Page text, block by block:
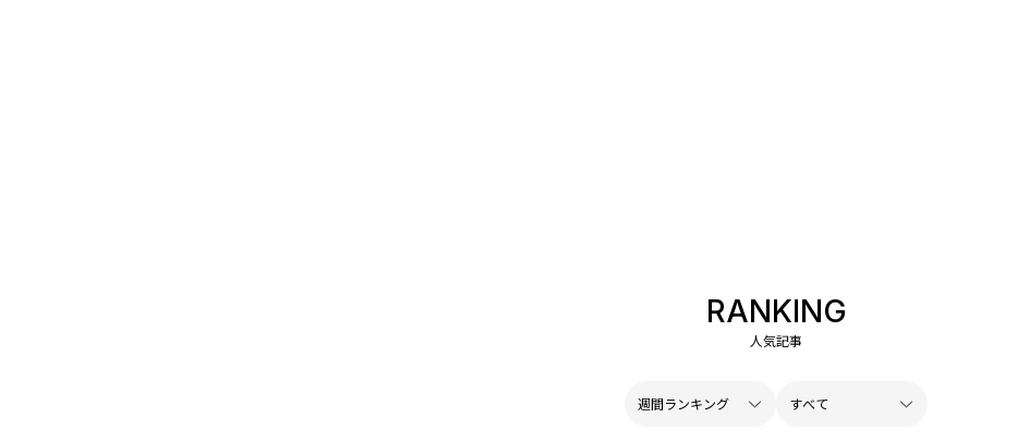
RANKING
人気記事